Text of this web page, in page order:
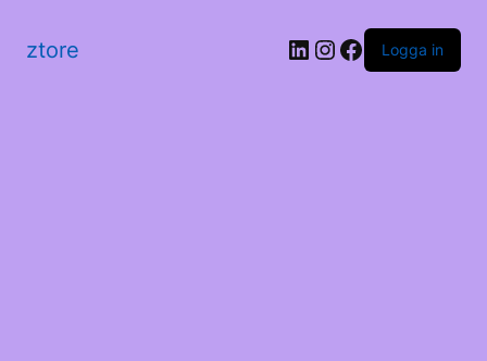
ztore LinkedIn
Instagram
Facebook
Logga in